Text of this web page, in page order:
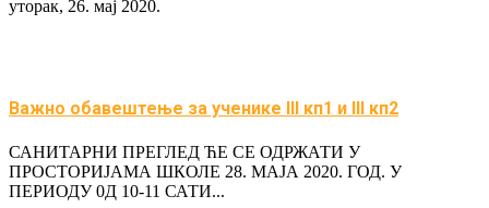
уторак, 26. мај 2020.
Важно обавештење за ученике III кп1 и III кп2
САНИТАРНИ ПРЕГЛЕД ЋЕ СЕ ОДРЖАТИ У
ПРОСТОРИЈАМА ШКОЛЕ 28. МАЈА 2020. ГОД. У
ПЕРИОДУ 0Д 10-11 САТИ...